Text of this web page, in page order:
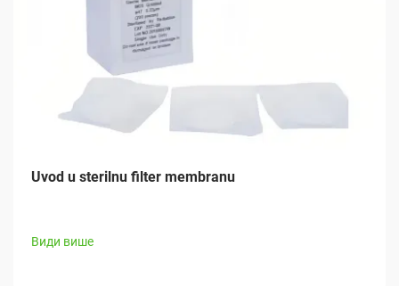
Uvod u sterilnu filter membranu
Види више